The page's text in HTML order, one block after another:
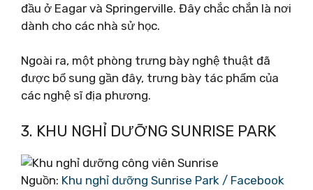
đầu ở Eagar và Springerville. Đây chắc chắn là nơi
dành cho các nhà sử học.
Ngoài ra, một phòng trưng bày nghệ thuật đã
được bổ sung gần đây, trưng bày tác phẩm của
các nghệ sĩ địa phương.
3. KHU NGHỈ DƯỠNG SUNRISE PARK
Nguồn: Khu nghỉ dưỡng Sunrise Park / Facebook